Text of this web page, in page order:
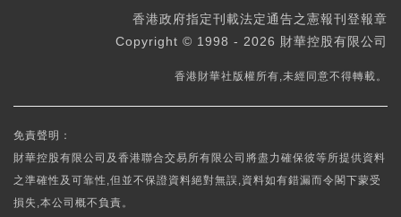
香港政府指定刊載法定通告之憲報刊登報章
Copyright © 1998 - 2026 財華控股有限公司
香港財華社版權所有,未經同意不得轉載。
免責聲明：
財華控股有限公司及香港聯合交易所有限公司將盡力確保彼等所提供資料
之準確性及可靠性,但並不保證資料絕對無誤,資料如有錯漏而令閣下蒙受
損失,本公司概不負責。